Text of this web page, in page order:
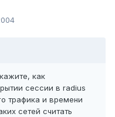
как
сессии в radius
трафика и времени
сетей считать